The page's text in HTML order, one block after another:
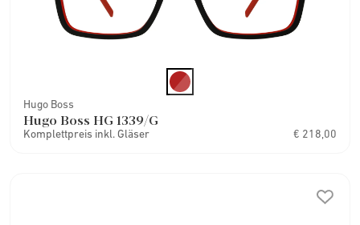
Hugo Boss
Hugo Boss HG 1339/G
Komplettpreis inkl. Gläser € 218,00